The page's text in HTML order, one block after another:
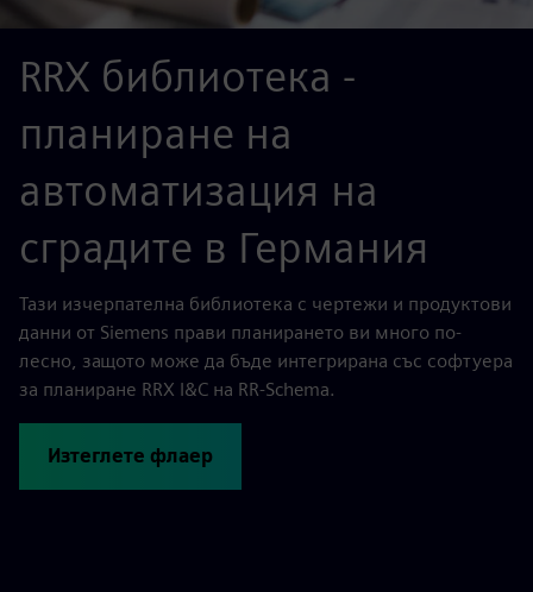
RRX библиотека -
планиране на
автоматизация на
сградите в Германия
Тази изчерпателна библиотека с чертежи и продуктови
данни от Siemens прави планирането ви много по-
лесно, защото може да бъде интегрирана със софтуера
за планиране RRX I&C на RR-Schema.
Изтеглете флаер